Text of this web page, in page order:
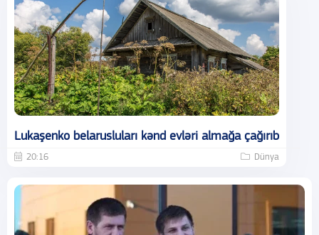
Lukaşenko belarusluları kənd evləri almağa çağırıb
20:16 Dünya